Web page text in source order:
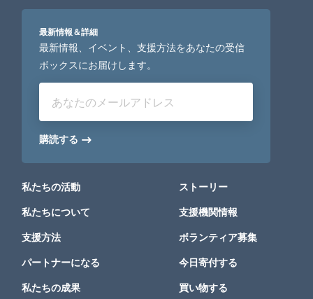
最新情報＆詳細
最新情報、イベント、支援方法をあなたの受信
ボックスにお届けします。
あなたのメールアドレス
購読する
私たちの活動
私たちについて
支援方法
パートナーになる
私たちの成果
ストーリー
支援機関情報
ボランティア募集
今日寄付する
買い物する